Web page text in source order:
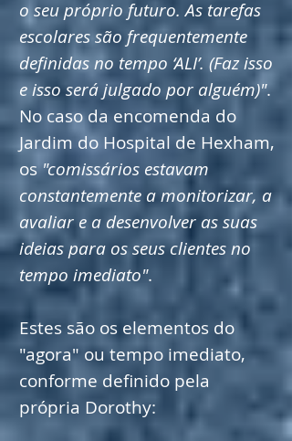
o seu próprio futuro. As tarefas
escolares são frequentemente
definidas no tempo ‘ALI’. (Faz isso
e isso será julgado por alguém)".
No caso da encomenda do
Jardim do Hospital de Hexham,
os"comissários estavam
constantemente a monitorizar, a
avaliar e a desenvolver as suas
ideias para os seus clientes no
tempo imediato".
Estes são os elementos do
"agora" ou tempo imediato,
conforme definido pela
própria Dorothy: